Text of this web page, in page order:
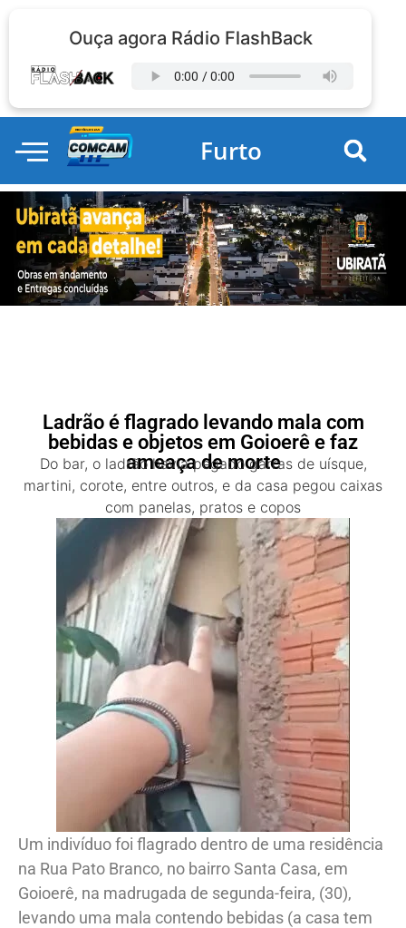
Ouça agora Rádio FlashBack
Furto
Ladrão é flagrado levando mala com
bebidas e objetos em Goioerê e faz
ameaça de morte
Do bar, o ladrão havia pegado garras de uísque,
martini, corote, entre outros, e da casa pegou caixas
com panelas, pratos e copos
Um indivíduo foi flagrado dentro de uma residência
na Rua Pato Branco, no bairro Santa Casa, em
Goioerê, na madrugada de segunda-feira, (30),
levando uma mala contendo bebidas (a casa tem